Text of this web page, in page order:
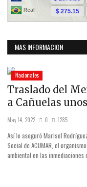
MAS INFORMACION
Nacionales
Traslado del
a Cañuelas
May 14, 2022 0 1285
Así lo aseguró Marisol
Social de ACUMAR, el
ambiental en las inmediaciones